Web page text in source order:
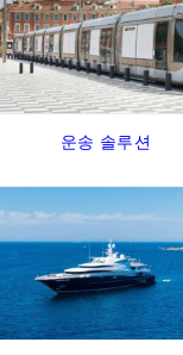
운송 솔루션